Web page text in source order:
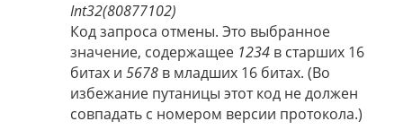
Int32(80877102)
Код запроса отмены. Это выбранное
значение, содержащее 1234 в старших 16
битах и 5678 в младших 16 битах. (Во
избежание путаницы этот код не должен
совпадать с номером версии протокола.)